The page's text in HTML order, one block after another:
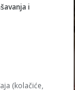
i
(kolačiće,